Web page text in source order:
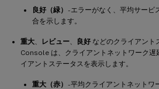
良好（緑） - エラーがなく、平均サー
合を示します。
重大 レビュー 良好 などのクライアン
Console は、クライアントネットワーク遅
イアントステータスを表示します。
重大（赤） - 平均クライアントネットワ